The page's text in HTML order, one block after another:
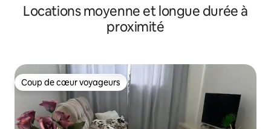
Locations moyenne et longue durée à
proximité
Coup de cœur voyageurs
Coup de cœur voyageurs